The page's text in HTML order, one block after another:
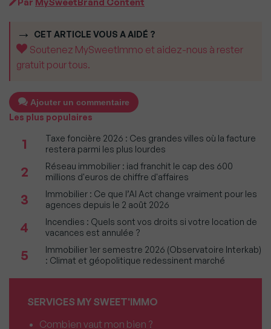
Par MySweetBrand Content
CET ARTICLE VOUS A AIDÉ ?
Soutenez MySweetImmo et aidez-nous à rester
gratuit pour tous.
Ajouter un commentaire
Les plus populaires
1
Taxe foncière 2026 : Ces grandes villes où la facture
restera parmi les plus lourdes
2
Réseau immobilier : iad franchit le cap des 600
millions d'euros de chiffre d'affaires
3
Immobilier : Ce que l’AI Act change vraiment pour les
agences depuis le 2 août 2026
4
Incendies : Quels sont vos droits si votre location de
vacances est annulée ?
5
Immobilier 1er semestre 2026 (Observatoire Interkab)
: Climat et géopolitique redessinent marché
SERVICES MY SWEET'IMMO
Combien vaut mon bien ?